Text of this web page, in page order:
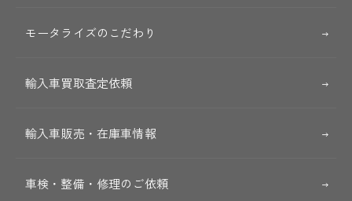
モータライズのこだわり
輸入車買取査定依頼
輸入車販売・在庫車情報
車検・整備・修理のご依頼